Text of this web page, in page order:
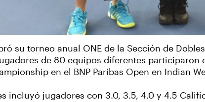
su torneo anual ONE de la Sección de
de 80 equipos diferentes
en el BNP Paribas Open en Indian
incluyó jugadores con 3.0, 3.5, 4.0 y 4.5